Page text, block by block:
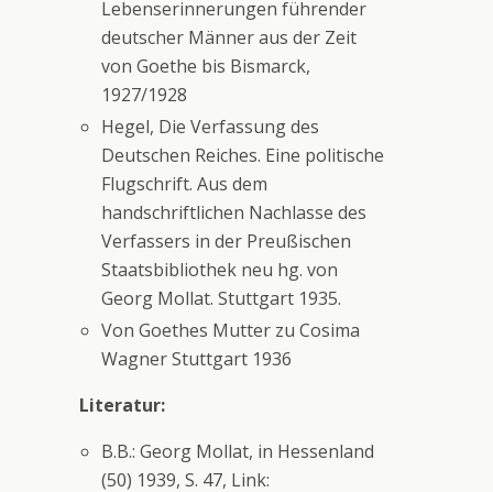
Lebenserinnerungen führender
deutscher Männer aus der Zeit
von Goethe bis Bismarck,
1927/1928
Hegel, Die Verfassung des
Deutschen Reiches. Eine politische
Flugschrift. Aus dem
handschriftlichen Nachlasse des
Verfassers in der Preußischen
Staatsbibliothek neu hg. von
Georg Mollat. Stuttgart 1935.
Von Goethes Mutter zu Cosima
Wagner Stuttgart 1936
Literatur:
B.B.: Georg Mollat, in Hessenland
(50) 1939, S. 47, Link: